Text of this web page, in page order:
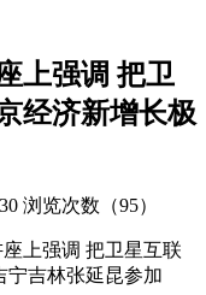
上强调 把卫
经济新增长极
浏览次数（95）
上强调 把卫星互联
宁吉林张延昆参加